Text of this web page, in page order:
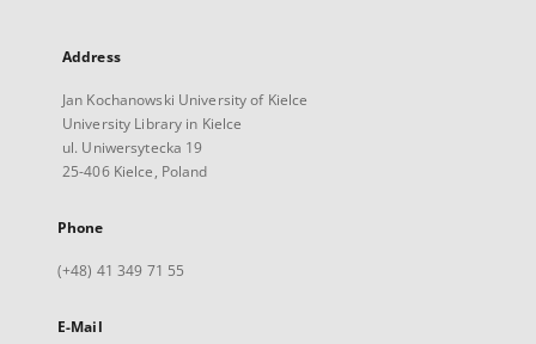
Address
Jan Kochanowski University of Kielce
University Library in Kielce
ul. Uniwersytecka 19
25-406 Kielce, Poland
Phone
(+48) 41 349 71 55
E-Mail